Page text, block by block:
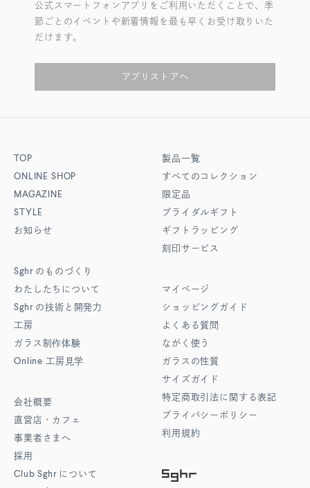
公式スマートフォンアプリをご利用いただくことで、季
節ごとのイベントや新着情報を最も早くお受け取りいた
だけます。
アプリストアへ
TOP
ONLINE SHOP
MAGAZINE
STYLE
お知らせ
Sghr のものづくり
わたしたちについて
Sghr の技術と開発力
工房
ガラス制作体験
Online 工房見学
会社概要
直営店・カフェ
事業者さまへ
採用
Club Sghr について
製品一覧
すべてのコレクション
限定品
ブライダルギフト
ギフトラッピング
刻印サービス
マイページ
ショッピングガイド
よくある質問
ながく使う
ガラスの性質
サイズガイド
特定商取引法に関する表記
プライバシーポリシー
利用規約